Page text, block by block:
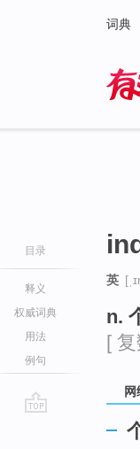
词典
目录
释义
权威词典
用法
例句
英
n.
[
网